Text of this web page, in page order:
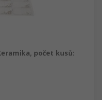
počet kusů: